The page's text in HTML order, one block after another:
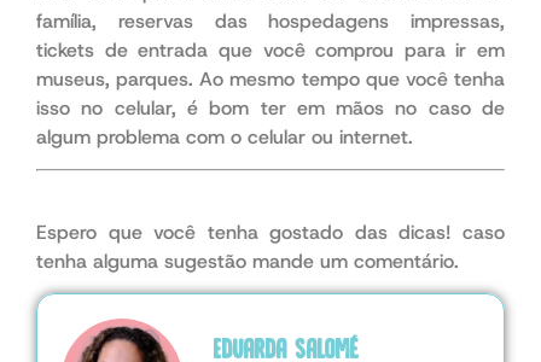
família, reservas das hospedagens impressas,
tickets de entrada que você comprou para ir em
museus, parques. Ao mesmo tempo que você tenha
isso no celular, é bom ter em mãos no caso de
algum problema com o celular ou internet.
Espero que você tenha gostado das dicas! caso
tenha alguma sugestão mande um comentário.
Eduarda Salomé